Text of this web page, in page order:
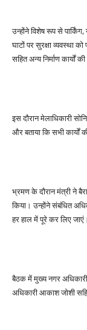
उन्होंने विशेष रूप से
घाटों पर सुरक्षा व्यवस्था
सहित अन्य निर्माण कार्यों
इस दौरान मेलाधिकारी
और बताया कि सभी कार्यों
भ्रमण के दौरान मंत्री ने
किया। उन्होंने संबंधित
हर हाल में पूरे कर लिए जाएं।
बैठक में मुख्य नगर
अधिकारी आकाश जोशी